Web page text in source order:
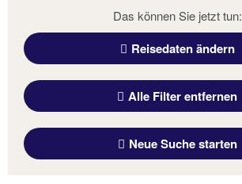
Das können Sie jetzt tun:
Reisedaten ändern
Alle Filter entfernen
Neue Suche starten